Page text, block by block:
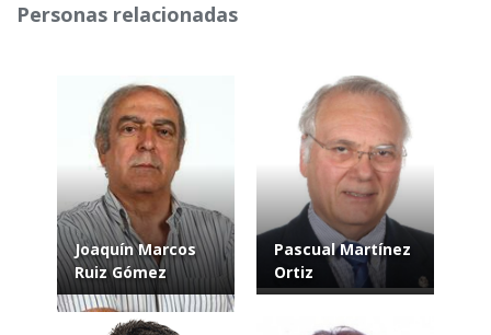
Personas relacionadas
Joaquín Marcos
Ruiz Gómez
Pascual Martínez
Ortiz